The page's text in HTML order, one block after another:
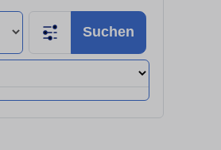
Suchen